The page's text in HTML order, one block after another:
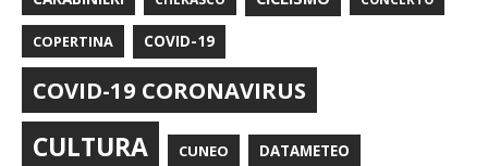
COPERTINA COVID-19
COVID-19 CORONAVIRUS
CULTURA CUNEO DATAMETEO